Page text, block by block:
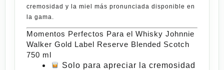
cremosidad y la miel más pronunciada disponible en
la gama.
Momentos Perfectos Para el Whisky Johnnie
Walker Gold Label Reserve Blended Scotch
750 ml
Solo para apreciar la cremosidad